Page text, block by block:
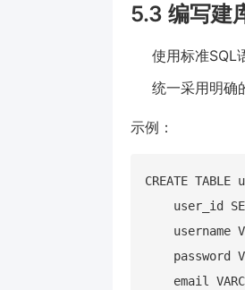
5.3 编写建
使用标准SQL
统一采用明确
示例：
CREATE
user_id
username
password
email